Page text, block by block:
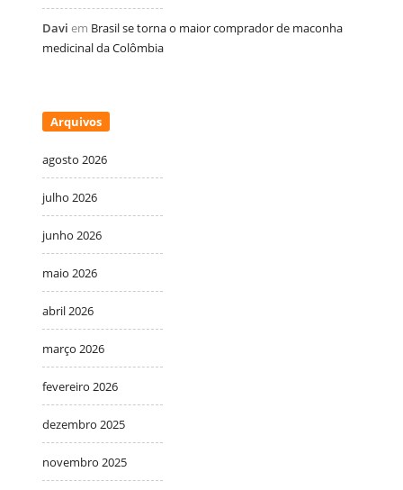
Davi em Brasil se torna o maior comprador de maconha
medicinal da Colômbia
Arquivos
agosto 2026
julho 2026
junho 2026
maio 2026
abril 2026
março 2026
fevereiro 2026
dezembro 2025
novembro 2025